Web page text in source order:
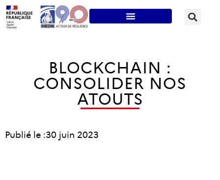
BLOCKCHAIN :
CONSOLIDER NOS
ATOUTS
Publié le :30 juin 2023